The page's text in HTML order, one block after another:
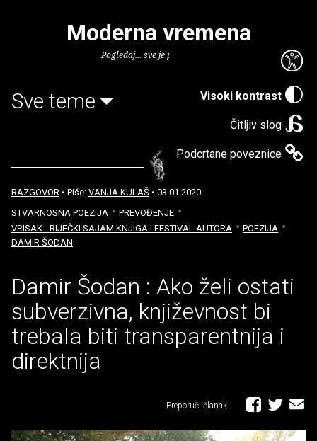
Visoki kontrast
Čitljiv slog
Podcrtane poveznice
Moderna vremena
Pogledaj... sve je puno knjiga.
Sve teme
RAZGOVOR • Piše: VANJA KULAŠ • 03.01.2020.
STVARNOSNA POEZIJA
PREVOĐENJE
VRISAK - RIJEČKI SAJAM KNJIGA I FESTIVAL AUTORA
POEZIJA
DAMIR ŠODAN
Damir Šodan : Ako želi ostati
subverzivna, književnost bi
trebala biti transparentnija i
direktnija
Preporuči članak